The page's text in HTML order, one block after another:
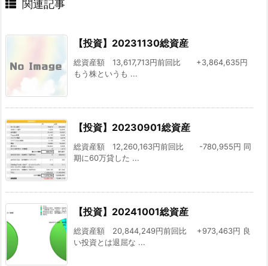
関連記事
【投資】20231130総資産
総資産額 13,617,713円前回比 +3,864,635円
もう株というも ...
【投資】20230901総資産
総資産額 12,260,163円前回比 -780,955円 同
期に60万貸した ...
【投資】20241001総資産
総資産額 20,844,249円前回比 +973,463円 良
い投資とは退屈な ...